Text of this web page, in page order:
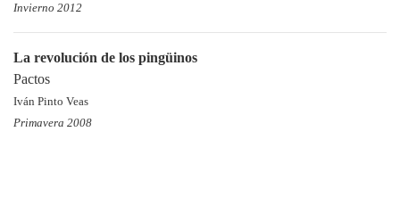
Invierno 2012
La revolución de los pingüinos
Pactos
Iván Pinto Veas
Primavera 2008